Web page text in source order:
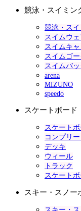
競泳・スイミン
競泳・ス
スイムウ
スイムキ
スイムゴ
スイムバ
arena
MIZUNO
speedo
スケートボード
スケート
コンプリ
デッキ
ウィール
トラック
スケート
スキー・スノー